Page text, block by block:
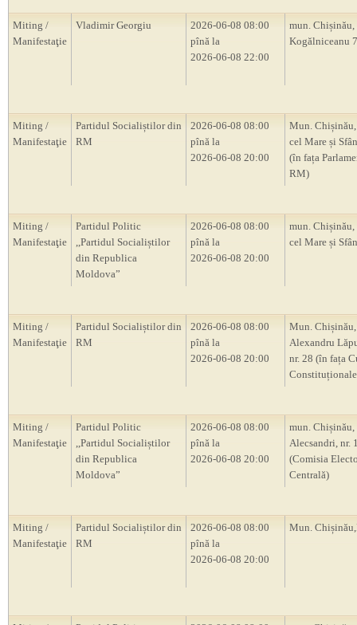
Miting /
Manifestaţie
Vladimir Georgiu
2026-06-08 08:00
pînă la
2026-06-08 22:00
mun. Chișinău,
Kogălniceanu
Miting /
Manifestaţie
Partidul Socialiștilor din
RM
2026-06-08 08:00
pînă la
2026-06-08 20:00
Mun.
cel Mare și
(în fața
RM)
Miting /
Manifestaţie
Partidul Politic
,,Partidul Socialiștilor
din Republica
Moldova”
2026-06-08 08:00
pînă la
2026-06-08 20:00
mun. Chișinău,
cel Mare și
Miting /
Manifestaţie
Partidul Socialiștilor din
RM
2026-06-08 08:00
pînă la
2026-06-08 20:00
Mun. Chișinău,
Alexandru
nr. 28 (în fața
Miting /
Manifestaţie
Partidul Politic
,,Partidul Socialiștilor
din Republica
Moldova”
2026-06-08 08:00
pînă la
2026-06-08 20:00
mun. Chișinău,
Alecsandri, nr.
(Comisia
Centrală)
Miting /
Manifestaţie
Partidul Socialiștilor din
RM
2026-06-08 08:00
pînă la
2026-06-08 20:00
Mun.